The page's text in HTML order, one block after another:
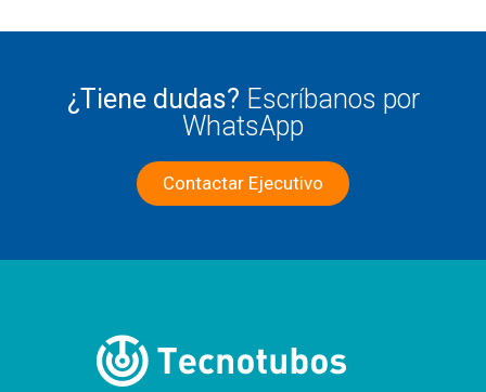
¿Tiene dudas? Escríbanos por
WhatsApp
Contactar Ejecutivo